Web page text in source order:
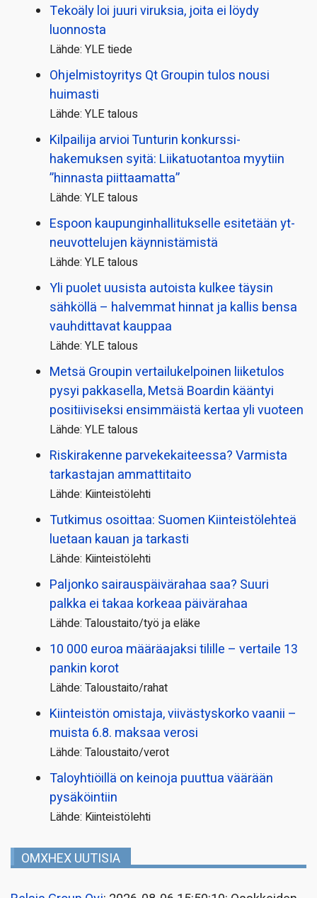
Tekoäly loi juuri viruksia, joita ei löydy
luonnosta
Lähde: YLE tiede
Ohjelmistoyritys Qt Groupin tulos nousi
huimasti
Lähde: YLE talous
Kilpailija arvioi Tunturin konkurssi­
hakemuksen syitä: Liikatuotantoa myytiin
”hinnasta piittaamatta”
Lähde: YLE talous
Espoon kaupungin­hallitukselle esitetään yt-
neuvottelujen käynnistämistä
Lähde: YLE talous
Yli puolet uusista autoista kulkee täysin
sähköllä – halvemmat hinnat ja kallis bensa
vauhdittavat kauppaa
Lähde: YLE talous
Metsä Groupin vertailu­kelpoinen liiketulos
pysyi pakkasella, Metsä Boardin kääntyi
positiiviseksi ensimmäistä kertaa yli vuoteen
Lähde: YLE talous
Riskirakenne parvekekaiteessa? Varmista
tarkastajan ammattitaito
Lähde: Kiinteistölehti
Tutkimus osoittaa: Suomen Kiinteistölehteä
luetaan kauan ja tarkasti
Lähde: Kiinteistölehti
Paljonko sairauspäivä­rahaa saa? Suuri
palkka ei takaa korkeaa päivärahaa
Lähde: Taloustaito/työ ja eläke
10 000 euroa määräajaksi tilille – vertaile 13
pankin korot
Lähde: Taloustaito/rahat
Kiinteistön omistaja, viivästyskorko vaanii –
muista 6.8. maksaa verosi
Lähde: Taloustaito/verot
Taloyhtiöillä on keinoja puuttua väärään
pysäköintiin
Lähde: Kiinteistölehti
OMXHEX UUTISIA